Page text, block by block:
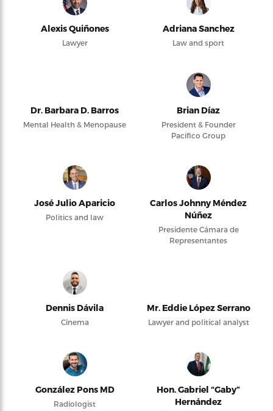
Alexis Quiñones
Lawyer
Adriana Sanchez
Law and sport
Dr. Barbara D. Barros
Mental Health & Menopause
Brian Díaz
President & Founder
Pacifico Group
José Julio Aparicio
Politics and law
Carlos Johnny Méndez
Núñez
Presidente Cámara de
Representantes
Dennis Dávila
Cinema
Mr. Eddie López Serrano
Lawyer and political analyst
González Pons MD
Radiologist
Hon. Gabriel “Gaby”
Hernández